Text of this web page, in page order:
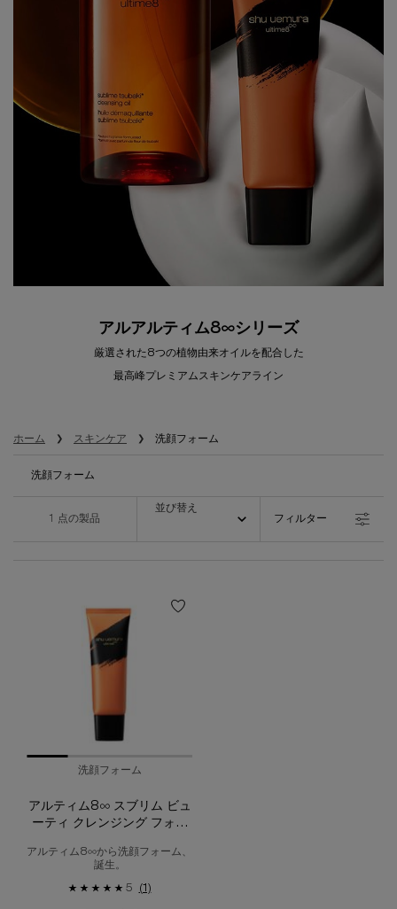
アルアルティム8∞シリーズ
厳選された8つの植物由来オイルを配合した
最高峰プレミアムスキンケアライン
ホーム スキンケア 洗顔フォーム
洗顔フォーム
1 点の製品
並び替え
並び替え
フィルター
フィルターメニュー
洗顔フォーム
アルティム8∞ スブリム ビュ
ーティ クレンジング フォー
アルティム8∞から洗顔フォーム、
誕生。​
5 (1)